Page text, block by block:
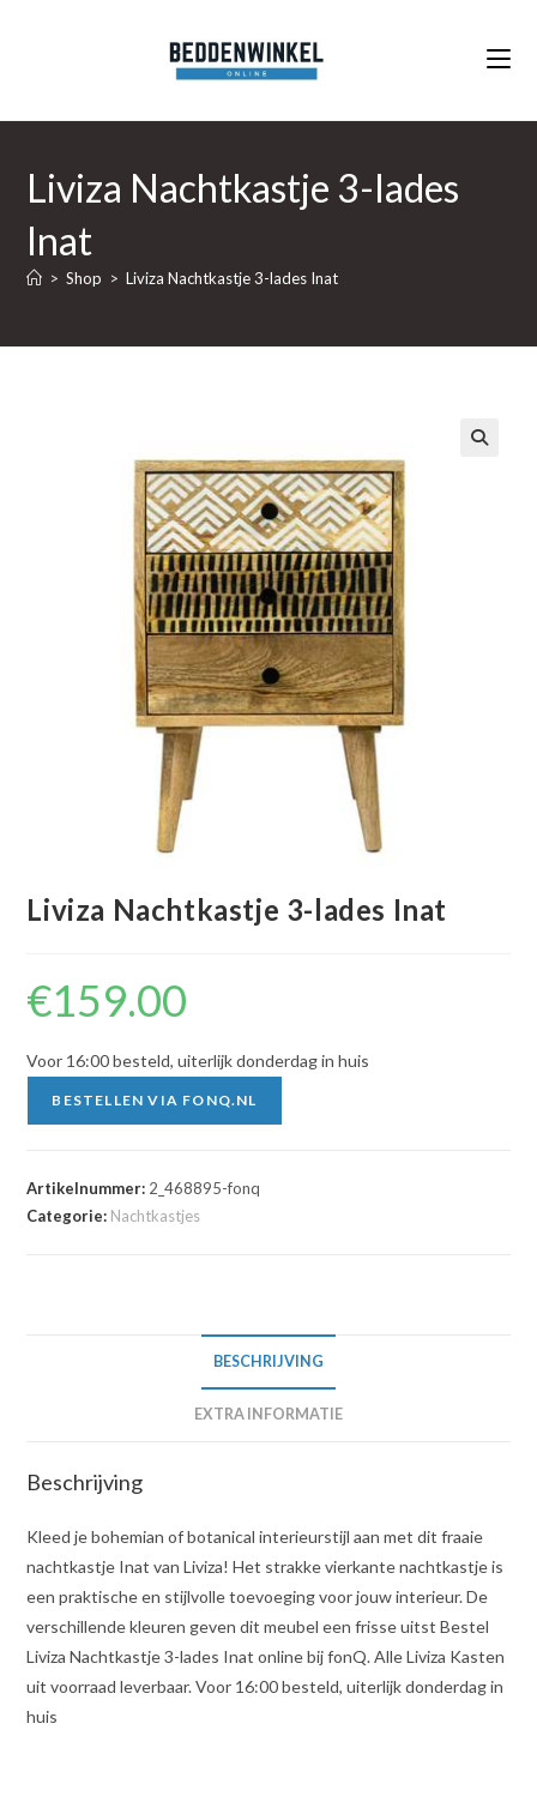
Liviza Nachtkastje 3-lades
Inat
> Shop > Liviza Nachtkastje 3-lades Inat
Liviza Nachtkastje 3-lades Inat
€159.00
Voor 16:00 besteld, uiterlijk donderdag in huis
BESTELLEN VIA FONQ.NL
Artikelnummer: 2_468895-fonq
Categorie: Nachtkastjes
BESCHRIJVING
EXTRA INFORMATIE
Beschrijving
Kleed je bohemian of botanical interieurstijl aan met dit fraaie
nachtkastje Inat van Liviza! Het strakke vierkante nachtkastje is
een praktische en stijlvolle toevoeging voor jouw interieur. De
verschillende kleuren geven dit meubel een frisse uitst Bestel
Liviza Nachtkastje 3-lades Inat online bij fonQ. Alle Liviza Kasten
uit voorraad leverbaar. Voor 16:00 besteld, uiterlijk donderdag in
huis